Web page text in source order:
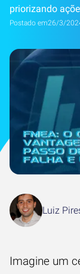
priorizando
Postado em26/3/
Luiz
Imagine um